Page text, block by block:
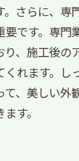
さらに、専
です。専門
、施工後の
くれます。し
、美しい外
す。